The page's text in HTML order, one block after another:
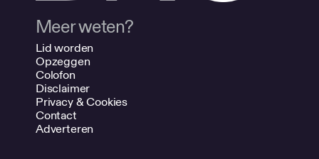
Meer weten?
Lid worden
Opzeggen
Colofon
Disclaimer
Privacy & Cookies
Contact
Adverteren